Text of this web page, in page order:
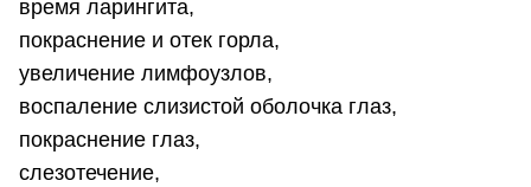
время ларингита,
покраснение и отек горла,
увеличение лимфоузлов,
воспаление слизистой оболочка глаз,
покраснение глаз,
слезотечение,